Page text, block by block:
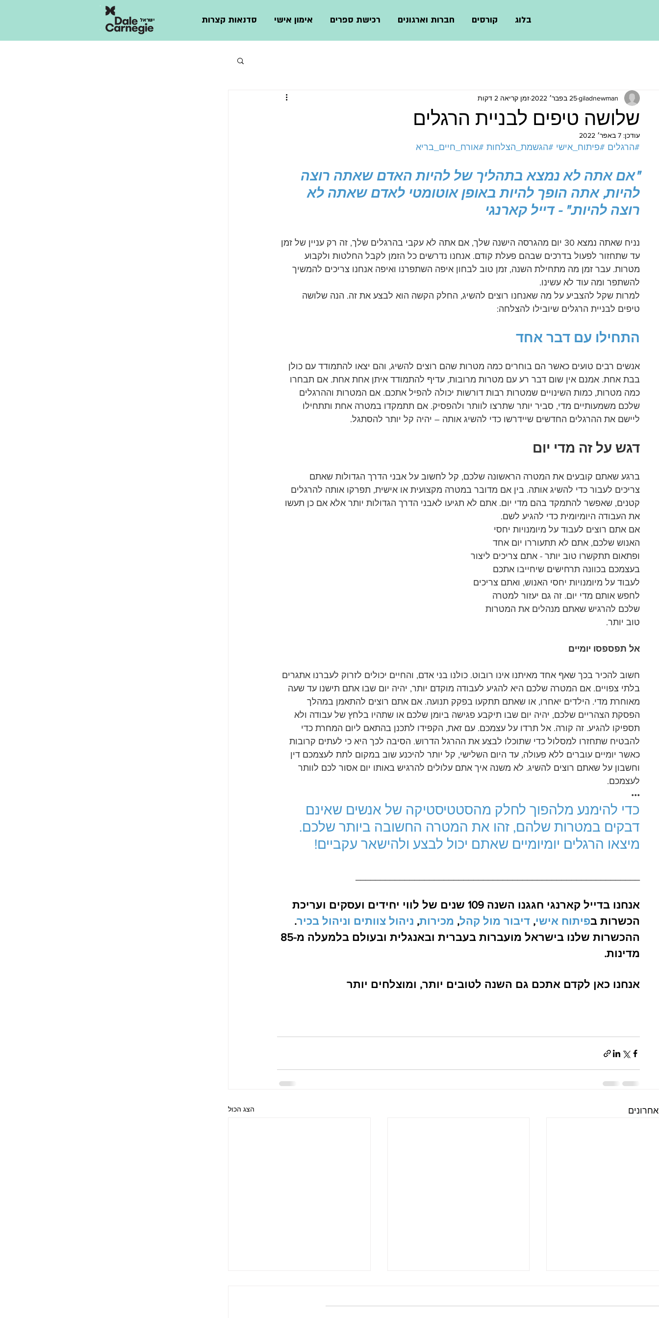
ישראל סדנאות קצרות אימון אישי רכישת ספרים חברות וארגונים קורסים בלוג
שלושה טיפים לבניית הרגלים
giladnewman25 בפבר׳ 2022 זמן קריאה 2 דקות
עודכן: 7 באפר׳ 2022
#הרגלים #פיתוח_אישי #הגשמת_הצלחות #אורח_חיים_בריא
"אם אתה לא נמצא בתהליך של להיות האדם שאתה רוצה
להיות, אתה הופך להיות באופן אוטומטי לאדם שאתה לא
רוצה להיות." - דייל קארנגי
נניח שאתה נמצא 30 יום מהגרסה הישנה שלך, אם אתה לא עקבי בהרגלים שלך, זה רק עניין של זמן
עד שתחזור לפעול בדרכים שבהם פעלת קודם. אנחנו נדרשים כל הזמן לקבל החלטות ולקבוע
מטרות. עבר זמן מה מתחילת השנה, זמן טוב לבחון איפה השתפרנו ואיפה אנחנו צריכים להמשיך
להשתפר ומה עוד לא עשינו.
למרות שקל להצביע על מה שאנחנו רוצים להשיג, החלק הקשה הוא לבצע את זה. הנה שלושה
טיפים לבניית הרגלים שיובילו להצלחה:
התחילו עם דבר אחד
אנשים רבים טועים כאשר הם בוחרים כמה מטרות שהם רוצים להשיג, והם יצאו להתמודד עם כולן
בבת אחת. אמנם אין שום דבר רע עם מטרות מרובות, עדיף להתמודד איתן אחת אחת. אם תבחרו
כמה מטרות, כמות השינויים שמטרות רבות דורשות יכולה להפיל אתכם. אם המטרות וההרגלים
שלכם משמעותיים מדי, סביר יותר שתרצו לוותר ולהפסיק. אם תתמקדו במטרה אחת ותתחילו
ליישם את ההרגלים החדשים שיידרשו כדי להשיג אותה – יהיה קל יותר להסתגל.
דגש על זה מדי יום
ברגע שאתם קובעים את המטרה הראשונה שלכם, קל לחשוב על אבני הדרך הגדולות שאתם
צריכים לעבור כדי להשיג אותה. בין אם מדובר במטרה מקצועית או אישית, תפרקו אותה להרגלים
קטנים, שאפשר להתמקד בהם מדי יום. אתם לא תגיעו לאבני הדרך הגדולות יותר אלא אם כן תעשו
את העבודה היומיומית כדי להגיע לשם.
אם אתם רוצים לעבוד על מיומנויות יחסי
האנוש שלכם, אתם לא תתעוררו יום אחד
ופתאום תתקשרו טוב יותר - אתם צריכים ליצור
בעצמכם בכוונה תרחישים שיחייבו אתכם
לעבוד על מיומנויות יחסי האנוש, ואתם צריכים
לחפש אותם מדי יום. זה גם יעזור למטרה
שלכם להרגיש שאתם מנהלים את המטרות
טוב יותר.
אל תפספסו יומיים
חשוב להכיר בכך שאף אחד מאיתנו אינו רובוט. כולנו בני אדם, והחיים יכולים לזרוק לעברנו אתגרים
בלתי צפויים. אם המטרה שלכם היא להגיע לעבודה מוקדם יותר, יהיה יום שבו אתם תישנו עד שעה
מאוחרת מדי. הילדים יאחרו, או שאתם תתקעו בפקק תנועה. אם אתם רוצים להתאמן במהלך
הפסקת הצהריים שלכם, יהיה יום שבו תיקבע פגישה ביומן שלכם או שתהיו בלחץ של עבודה ולא
תספיקו להגיע. זה קורה. אל תרדו על עצמכם. עם זאת, הקפידו לתכנן בהתאם ליום המחרת כדי
להבטיח שתחזרו למסלול כדי שתוכלו לבצע את ההרגל הדרוש. הסיבה לכך היא כי לעתים קרובות
כאשר יומיים עוברים ללא פעולה, עד היום השלישי, קל יותר להיכנע שוב במקום לתת לעצמכם דין
וחשבון על שאתם רוצים להשיג. לא משנה איך אתם עלולים להרגיש באותו יום אסור לכם לוותר
לעצמכם.
•••
כדי להימנע מלהפוך לחלק מהסטטיסטיקה של אנשים שאינם
דבקים במטרות שלהם, זהו את המטרה החשובה ביותר שלכם.
מיצאו הרגלים יומיומיים שאתם יכול לבצע ולהישאר עקביים!
אנחנו בדייל קארנגי חגגנו השנה 109 שנים של לווי יחידים ועסקים ועריכת
הכשרות בפיתוח אישי, דיבור מול קהל, מכירות, ניהול צוותים וניהול בכיר.
מדינות.
אנחנו כאן לקדם אתכם גם השנה לטובים יותר, ומוצלחים יותר
הצג הכול